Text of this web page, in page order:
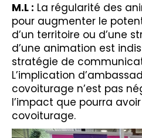
M.L : La régularité des
pour augmenter le
d’un territoire ou d’une
d’une animation est
stratégie de
L’implication
covoiturage n’est pas
l’impact que pourra
covoiturage.